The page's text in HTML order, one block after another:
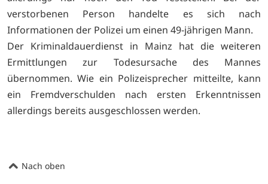
verstorbenen Person handelte es sich nach
Informationen der Polizei um einen 49-jährigen Mann.
Der Kriminaldauerdienst in Mainz hat die weiteren
Ermittlungen zur Todesursache des Mannes
übernommen. Wie ein Polizeisprecher mitteilte, kann
ein Fremdverschulden nach ersten Erkenntnissen
allerdings bereits ausgeschlossen werden.
Nach oben